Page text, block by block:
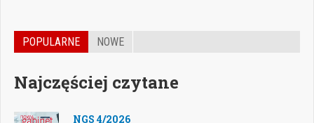
POPULARNE NOWE
Najczęściej czytane
NGS 4/2026